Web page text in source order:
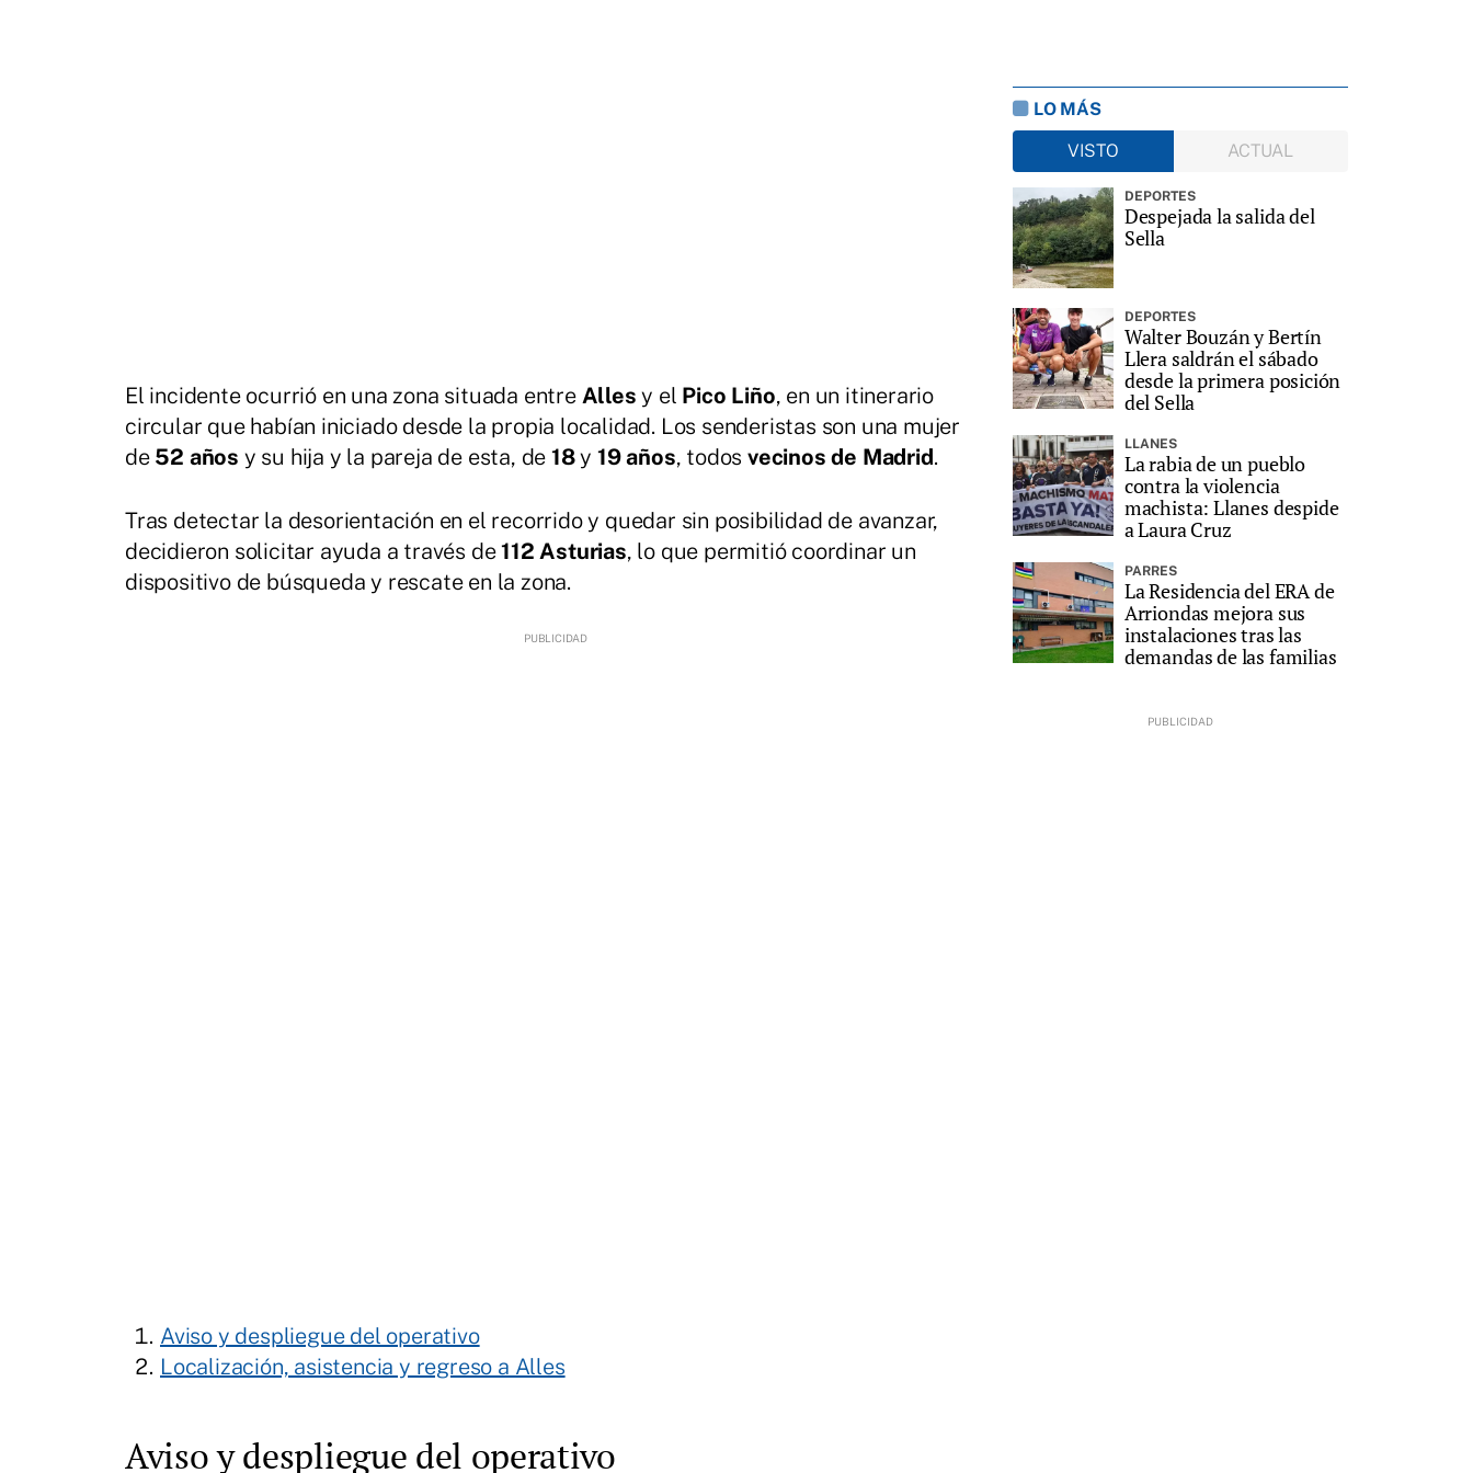
El incidente ocurrió en una zona situada entre Alles y el Pico Liño, en un itinerario
circular que habían iniciado desde la propia localidad. Los senderistas son una mujer
de 52 años y su hija y la pareja de esta, de18y19 años, todosvecinos de Madrid.
Tras detectar la desorientación en el recorrido y quedar sin posibilidad de avanzar,
decidieron solicitar ayuda a través de112 Asturias, lo que permitió coordinar un
dispositivo de búsqueda y rescate en la zona.
Aviso y despliegue del operativo
Localización, asistencia y regreso a Alles
Aviso y despliegue del operativo
LO MÁS
VISTO
ACTUAL
DEPORTES
Despejada la salida del
Sella
DEPORTES
Walter Bouzán y Bertín
Llera saldrán el sábado
desde la primera posición
del Sella
LLANES
La rabia de un pueblo
contra la violencia
machista: Llanes despide
a Laura Cruz
PARRES
La Residencia del ERA de
Arriondas mejora sus
instalaciones tras las
demandas de las familias